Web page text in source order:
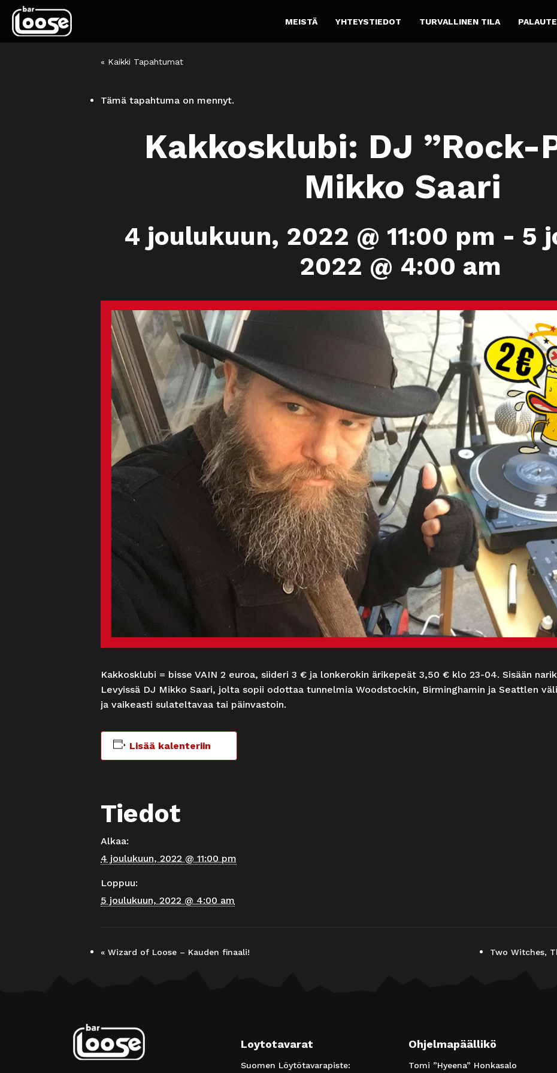
MEISTÄ YHTEYSTIEDOT TURVALLINEN TILA PALAUTE
« Kaikki Tapahtumat
Tämä tapahtuma on mennyt.
Kakkosklubi: DJ ”Rock-
Mikko Saari
4 joulukuun, 2022 @ 11:00 pm - 5
2022 @ 4:00 am
Kakkosklubi = bisse VAIN 2 euroa, siideri 3 € ja lonkerokin ärikepeät 3,50 € klo 23-04. Sisään
Levyissä DJ Mikko Saari, jolta sopii odottaa tunnelmia Woodstockin, Birminghamin ja Seattlen
ja vaikeasti sulateltavaa tai päinvastoin.
Lisää kalenteriin
Tiedot
Alkaa:
4 joulukuun, 2022 @ 11:00 pm
Loppuu:
5 joulukuun, 2022 @ 4:00 am
« Wizard of Loose – Kauden finaali! Two Witches,
Loytotavarat
Suomen Löytötavarapiste:
Ohjelmapäällikö
Tomi ”Hyeena” Honkasalo